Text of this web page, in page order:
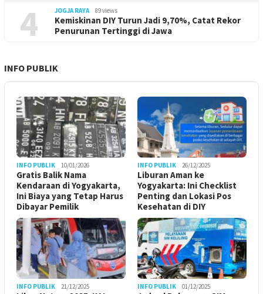
4 JOGJA RAYA 89 views
Kemiskinan DIY Turun Jadi 9,70%, Catat Rekor
Penurunan Tertinggi di Jawa
INFO PUBLIK
INFO PUBLIK 10/01/2026
Gratis Balik Nama
Kendaraan di Yogyakarta,
Ini Biaya yang Tetap Harus
Dibayar Pemilik
INFO PUBLIK 26/12/2025
Liburan Aman ke
Yogyakarta: Ini Checklist
Penting dan Lokasi Pos
Kesehatan di DIY
INFO PUBLIK 21/12/2025 INFO PUBLIK 01/12/2025